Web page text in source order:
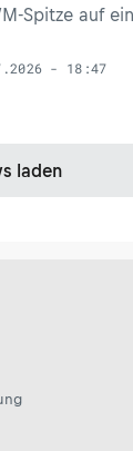
Spitze auf
- 18:47
laden